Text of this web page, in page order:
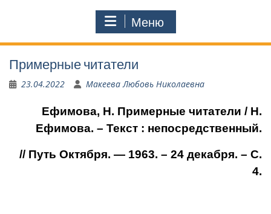
Меню
Примерные читатели
23.04.2022 Макеева Любовь Николаевна
Ефимова, Н. Примерные читатели / Н.
Ефимова. – Текст : непосредственный.
// Путь Октября. — 1963. – 24 декабря. – С.
4.